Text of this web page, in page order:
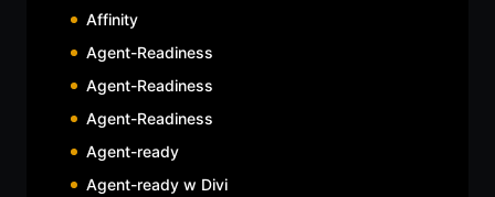
Affinity
Agent-Readiness
Agent-Readiness
Agent-Readiness
Agent-ready
Agent-ready w Divi